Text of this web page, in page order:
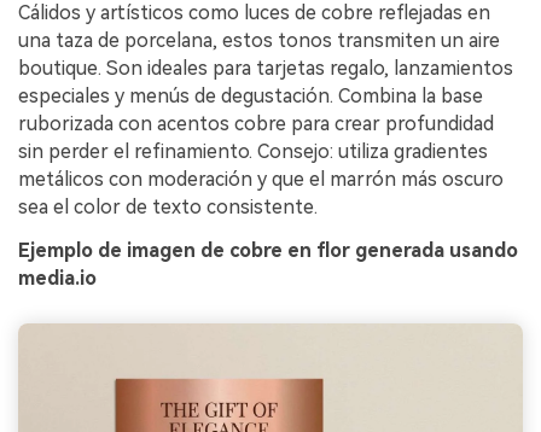
Cálidos y artísticos como luces de cobre reflejadas en
una taza de porcelana, estos tonos transmiten un aire
boutique. Son ideales para tarjetas regalo, lanzamientos
especiales y menús de degustación. Combina la base
ruborizada con acentos cobre para crear profundidad
sin perder el refinamiento. Consejo: utiliza gradientes
metálicos con moderación y que el marrón más oscuro
sea el color de texto consistente.
Ejemplo de imagen de cobre en flor generada usando
media.io